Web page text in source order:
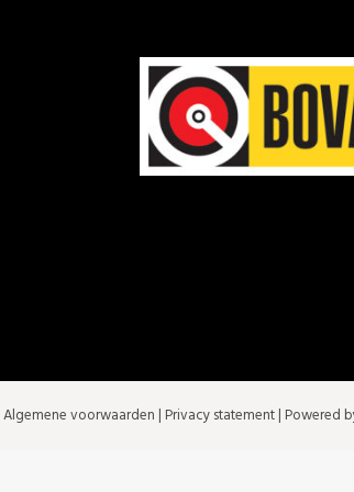
Algemene voorwaarden | Privacy statement| Powered